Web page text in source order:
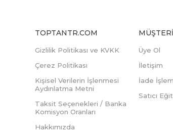
TOPTANTR.COM
Gizlilik Politikası ve KVKK
Çerez Politikası
Kişisel Verilerin İşlenmesi
Aydınlatma Metni
Taksit Seçenekleri / Banka
Komisyon Oranları
Hakkımızda
Üye Ol
İletişim
İade
Satıcı